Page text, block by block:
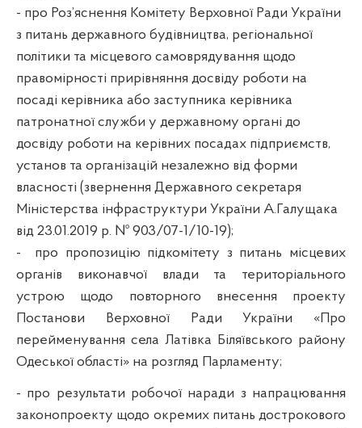
- про Роз’яснення Комітету Верховної Ради України
з питань державного будівництва, регіональної
політики та місцевого самоврядування щодо
правомірності прирівняння досвіду роботи на
посаді керівника або заступника керівника
патронатної служби у державному органі до
досвіду роботи на керівних посадах підприємств,
установ та організацій незалежно від форми
власності (звернення Державного секретаря
Міністерства інфраструктури України А.Галущака
від 23.01.2019 р. № 903/07-1/10-19);
- про пропозицію підкомітету з питань місцевих
органів виконавчої влади та територіального
устрою щодо повторного внесення проекту
Постанови Верховної Ради України «Про
перейменування села Латівка Біляївського району
Одеської області» на розгляд Парламенту;
- про результати робочої наради з напрацювання
законопроекту щодо окремих питань дострокового